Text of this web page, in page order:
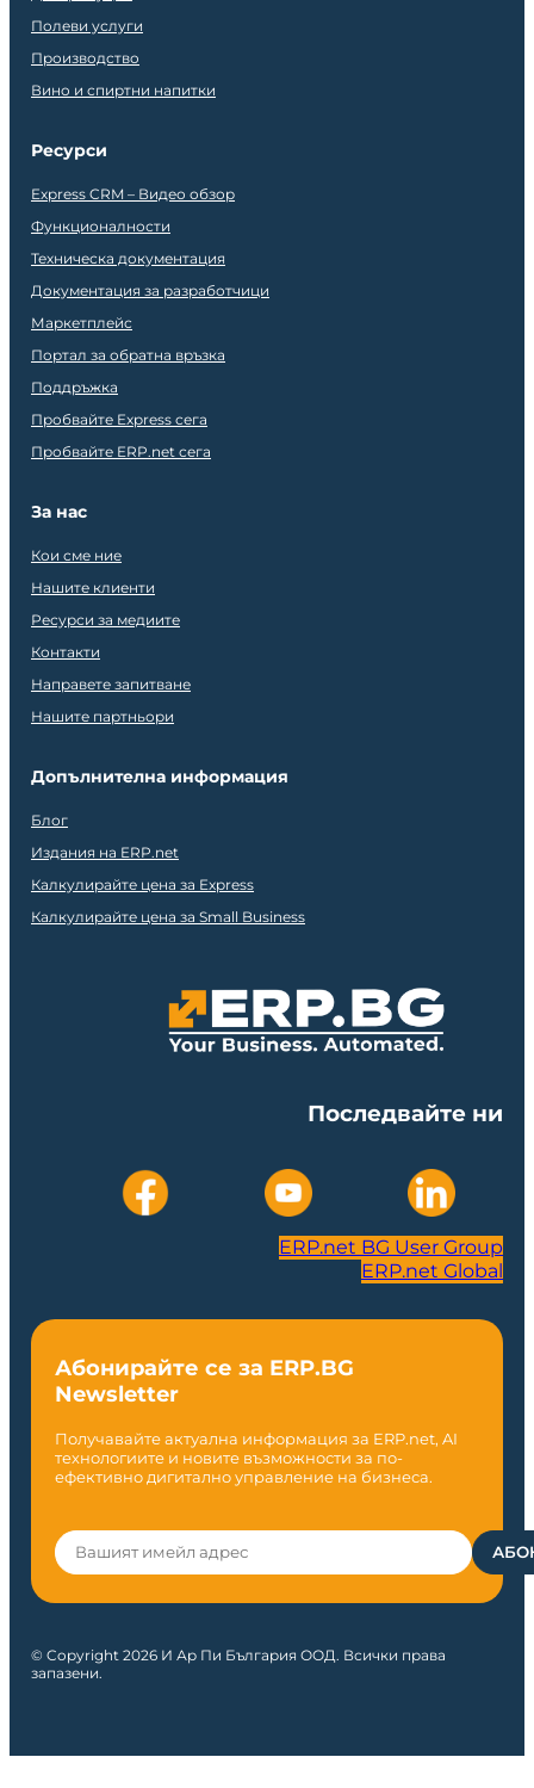
Полеви услуги
Производство
Вино и спиртни напитки
Ресурси
Express CRM – Видео обзор
Функционалности
Техническа документация
Документация за разработчици
Маркетплейс
Портал за обратна връзка
Поддръжка
Пробвайте Express сега
Пробвайте ERP.net сега
За нас
Кои сме ние
Нашите клиенти
Ресурси за медиите
Контакти
Направете запитване
Нашите партньори
Допълнителна информация
Блог
Издания на ERP.net
Калкулирайте цена за Express
Калкулирайте цена за Small Business
Последвайте ни
ERP.net BG User Group
ERP.net Global
Абонирайте се за ERP.BG
Newsletter
Получавайте актуална информация за ERP.net, AI
технологиите и новите възможности за по-
ефективно дигитално управление на бизнеса.
© Copyright 2026 И Ар Пи България ООД. Всички права
запазени.